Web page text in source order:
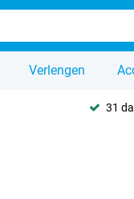
Verlengen
31